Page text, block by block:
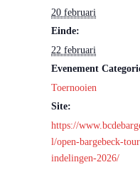
20 februari
Einde:
22 februari
Evenement
Toernooien
Site:
https://
l/open-bargebeck-
indelingen-2026/